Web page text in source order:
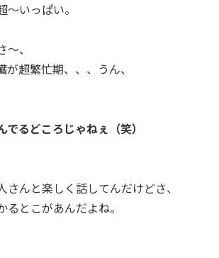
いっぱい。
、
超繁忙期、、、うん、
るどころじゃねぇ（笑）
さんと楽しく話してんだけどさ、
るとこがあんだよね。